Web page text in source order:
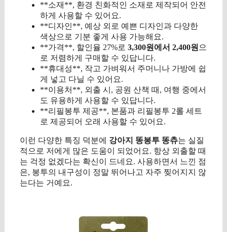
**소재**, 환경 친화적인 소재로 제작되어 안전
하게 사용할 수 있어요.
**디자인**, 예상 외로 예쁜 디자인과 다양한
색상으로 기분 좋게 사용 가능해요.
**가격**, 할인율 27%로 3,300원에서 2,400원 으
로 저렴하게 구매할 수 있답니다.
**휴대성**, 작고 가벼워서 주머니나 가방에 쉽
게 넣고 다닐 수 있어요.
**이용처**, 외출 시, 공원 산책 때, 여행 중에서
도 유용하게 사용할 수 있답니다.
**리필봉투 제공**, 본품과 리필봉투 2롤 세트
로 제공되어 오래 사용할 수 있어요.
이런 다양한 특징 덕분에 강아지 똥봉투 똥츄는 실질
적으로 저에게 많은 도움이 되었어요. 항상 외출할 때
는 걱정 없겠다는 확신이 드네요. 사용하면서 느낀 점
은, 봉투의 내구성이 정말 뛰어나고 자주 찢어지지 않
는다는 거예요.